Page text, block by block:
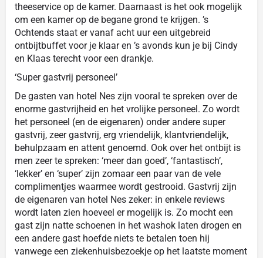
theeservice op de kamer. Daarnaast is het ook mogelijk
om een kamer op de begane grond te krijgen. ’s
Ochtends staat er vanaf acht uur een uitgebreid
ontbijtbuffet voor je klaar en ’s avonds kun je bij Cindy
en Klaas terecht voor een drankje.
‘Super gastvrij personeel’
De gasten van hotel Nes zijn vooral te spreken over de
enorme gastvrijheid en het vrolijke personeel. Zo wordt
het personeel (en de eigenaren) onder andere super
gastvrij, zeer gastvrij, erg vriendelijk, klantvriendelijk,
behulpzaam en attent genoemd. Ook over het ontbijt is
men zeer te spreken: ‘meer dan goed’, ‘fantastisch’,
‘lekker’ en ‘super’ zijn zomaar een paar van de vele
complimentjes waarmee wordt gestrooid. Gastvrij zijn
de eigenaren van hotel Nes zeker: in enkele reviews
wordt laten zien hoeveel er mogelijk is. Zo mocht een
gast zijn natte schoenen in het washok laten drogen en
een andere gast hoefde niets te betalen toen hij
vanwege een ziekenhuisbezoekje op het laatste moment